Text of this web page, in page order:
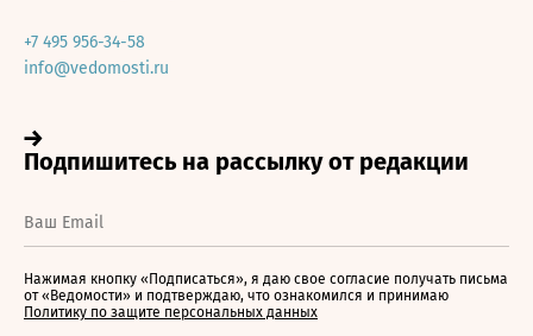
+7 495 956-34-58
info@vedomosti.ru
Нажимая кнопку «Подписаться», я даю свое согласие получать письма
от «Ведомости» и подтверждаю, что ознакомился и принимаю
Политику по защите персональных данных